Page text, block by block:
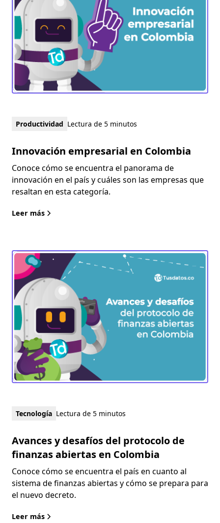
Productividad Lectura de 5 minutos
Innovación empresarial en Colombia
Conoce cómo se encuentra el panorama de
innovación en el país y cuáles son las empresas que
resaltan en esta categoría.
Leer más
Tecnología Lectura de 5 minutos
Avances y desafíos del protocolo de
finanzas abiertas en Colombia
Conoce cómo se encuentra el país en cuanto al
sistema de finanzas abiertas y cómo se prepara para
el nuevo decreto.
Leer más